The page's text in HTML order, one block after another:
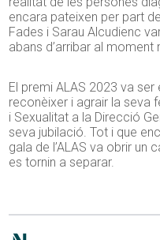
encara pateixen per part
Fades i Sarau Alcudienc
abans d’arribar al
El premi ALAS 2023 va
reconèixer i agrair la seva
i Sexualitat a la Direcció
seva jubilació. Tot i que
gala de l’ALAS va obrir un
es tornin a separar.